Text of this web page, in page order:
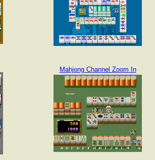
Mahjong Channel Zoom In